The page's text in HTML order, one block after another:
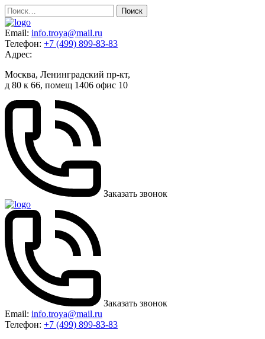
Skip
to
content
Найти:
Email: info.troya@mail.ru
Телефон: +7 (499) 899-83-83
Адрес:
Москва, Ленинградский пр-кт,
д 80 к 66, помещ 1406 офис 10
Заказать звонок
Заказать звонок
Email: info.troya@mail.ru
Телефон: +7 (499) 899-83-83